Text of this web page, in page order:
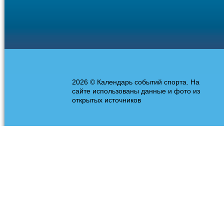
2026 © Календарь событий спорта. На
сайте использованы данные и фото из
открытых источников